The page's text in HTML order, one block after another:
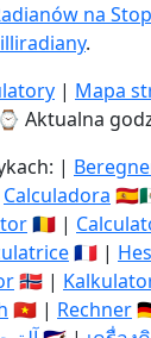
na
.
| Mapa
Aktualna
|
Calculadora
🇷🇴 |
🇫🇷 |
🇳🇴 |
🇻🇳 | Rechner